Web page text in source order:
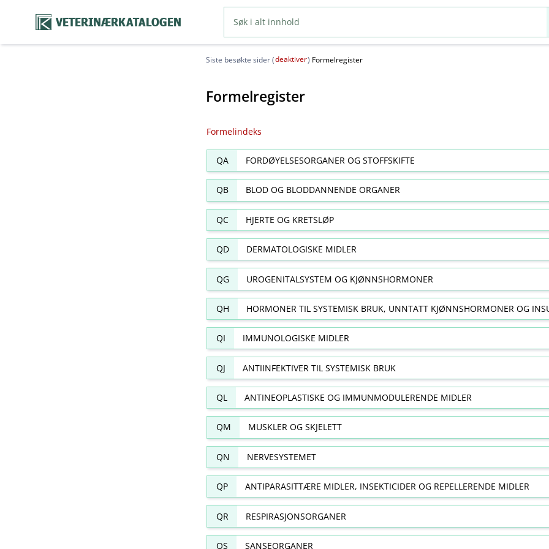
VETERINÆRKATALOGEN
Siste besøkte sider (deaktiver) Formelregister
Formelregister
Formelindeks
QA FORDØYELSESORGANER OG STOFFSKIFTE
QB BLOD OG BLODDANNENDE ORGANER
QC HJERTE OG KRETSLØP
QD DERMATOLOGISKE MIDLER
QG UROGENITALSYSTEM OG KJØNNSHORMONER
QH HORMONER TIL SYSTEMISK BRUK, UNNTATT KJØNNSHORMONER OG
QI IMMUNOLOGISKE MIDLER
QJ ANTIINFEKTIVER TIL SYSTEMISK BRUK
QL ANTINEOPLASTISKE OG IMMUNMODULERENDE MIDLER
QM MUSKLER OG SKJELETT
QN NERVESYSTEMET
QP ANTIPARASITTÆRE MIDLER, INSEKTICIDER OG REPELLERENDE MIDLER
QR RESPIRASJONSORGANER
QS SANSEORGANER